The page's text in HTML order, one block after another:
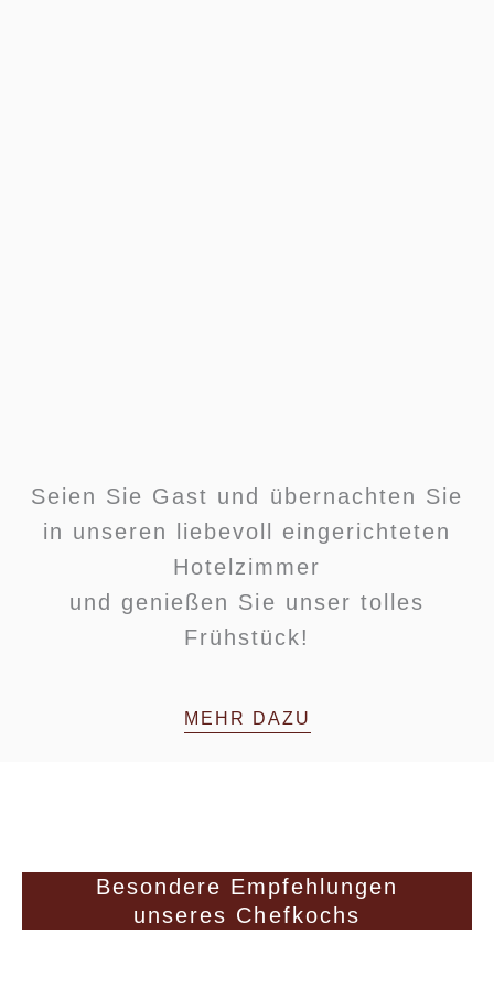
Seien Sie Gast und übernachten Sie
in unseren liebevoll eingerichteten
Hotelzimmer
und genießen Sie unser tolles
Frühstück!
MEHR DAZU
Besondere Empfehlungen
unseres Chefkochs